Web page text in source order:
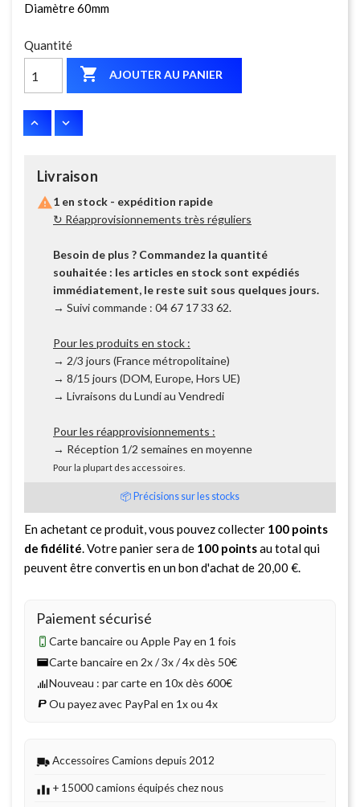
Diamètre 60mm
Quantité
 AJOUTER AU PANIER
Livraison
1 en stock - expédition rapide
↻ Réapprovisionnements très réguliers
Besoin de plus ? Commandez la quantité
souhaitée : les articles en stock sont expédiés
immédiatement, le reste suit sous quelques jours.
→ Suivi commande : 04 67 17 33 62.
Pour les produits en stock :
→ 2/3 jours (France métropolitaine)
→ 8/15 jours (DOM, Europe, Hors UE)
→ Livraisons du Lundi au Vendredi
Pour les réapprovisionnements :
→ Réception 1/2 semaines en moyenne
Pour la plupart des accessoires.
📦 Précisions sur les stocks
En achetant ce produit, vous pouvez collecter 100 points
de fidélité. Votre panier sera de 100 pointsau total qui
peuvent être convertis en un bon d'achat de 20,00 €.
Paiement sécurisé
Carte bancaire ou Apple Pay en 1 fois
Carte bancaire en 2x / 3x / 4x dès 50€
Nouveau : par carte en 10x dès 600€
Ou payez avec PayPal en 1x ou 4x
Accessoires Camions depuis 2012
+ 15000 camions équipés chez nous